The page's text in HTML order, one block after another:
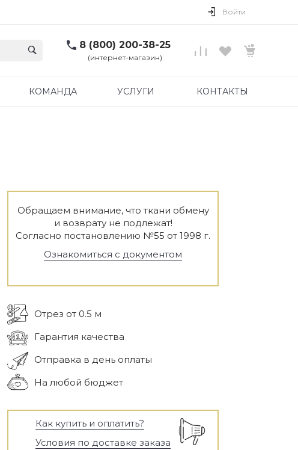
Войти
8 (800) 200-38-25
(интернет-магазин)
КОМАНДА УСЛУГИ КОНТАКТЫ
Обращаем внимание, что ткани обмену
и возврату не подлежат!
Согласно постановлению №55 от 1998 г.
Ознакомиться с документом
Отрез от 0.5 м
Гарантия качества
Отправка в день оплаты
На любой бюджет
Как купить и оплатить?
Условия по доставке заказа